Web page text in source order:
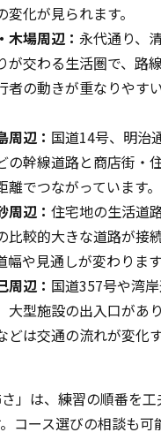
変化が見られます。
木場周辺：永代通り、
が交わる生活圏で、路
者の動きが重なりやす
周辺： 国道14号、明治
の幹線道路と商店街・
離でつながっています。
周辺：住宅地の生活道
比較的大きな道路が接
幅や見通しが変わります
周辺： 国道357号や湾
大型施設の出入口があ
どは交通の流れが変化
」は、練習の順番を
コース選びの相談も可